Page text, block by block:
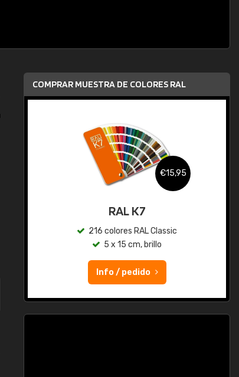
COMPRAR MUESTRA DE COLORES RAL
€15,95
RAL K7
216 colores RAL Classic
5 x 15 cm, brillo
Info / pedido